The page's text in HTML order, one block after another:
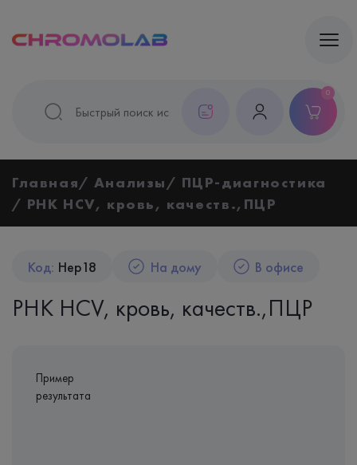
0
Главная Анализы
ПЦР-диагностика
РНК НСV, кровь, качеств.,ПЦР
Код: Hep18 На дому В офисе
РНК НСV, кровь, качеств.,ПЦР
Пример
результата